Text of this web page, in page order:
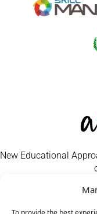
New Educational
Craft Makers